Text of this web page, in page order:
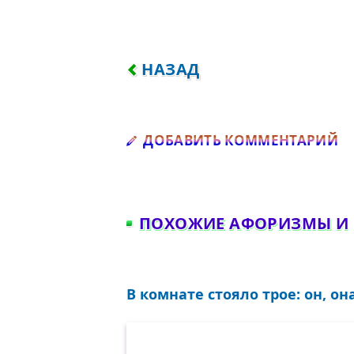
ПРЕДЫДУЩИЙ: МОЯ ЖЕНА
НАЗАД
ДОБАВИТЬ КОММЕНТАРИЙ
ПОХОЖИЕ АФОРИЗМЫ И
В комнате стояло трое: он,